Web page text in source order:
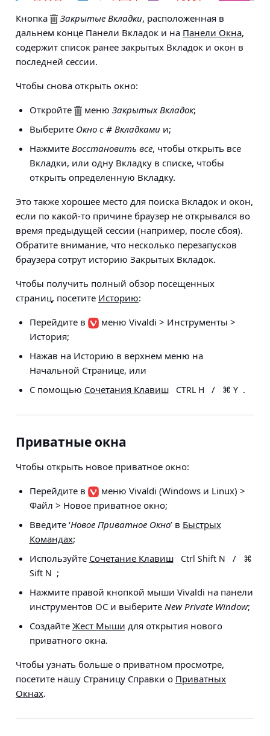
Кнопка Закрытые Вкладки, расположенная в
дальнем конце Панели Вкладок и на Панели Окна,
содержит список ранее закрытых Вкладок и окон в
последней сессии.
Чтобы снова открыть окно:
Откройте
меню Закрытых Вкладок;
Выберите Окно с # Вкладкамии;
Нажмите Восстановить все, чтобы открыть все
Вкладки, или одну Вкладку в списке, чтобы
открыть определенную Вкладку.
Это также хорошее место для поиска Вкладок и окон,
если по какой-то причине браузер не открывался во
время предыдущей сессии (например, после сбоя).
Обратите внимание, что несколько перезапусков
браузера сотрут историю Закрытых Вкладок.
Чтобы получить полный обзор посещенных
страниц, посетите Историю:
Перейдите в
меню Vivaldi > Инструменты >
История;
Нажав на Историю в верхнем меню на
Начальной Странице, или
С помощью Сочетания Клавиш CTRL H / ⌘ Y .
Приватные окна
Чтобы открыть новое приватное окно:
Перейдите в
меню Vivaldi (Windows и Linux) >
Файл > Новое приватное окно;
Введите ‘Новое Приватное Окно’ в Быстрых
Командах;
Используйте Сочетание Клавиш Ctrl Shift N /
⌘
Sift N ;
Нажмите правой кнопкой мыши Vivaldi на панели
инструментов ОС и выберите New Private Window;
Создайте Жест Мыши для открытия нового
приватного окна.
Чтобы узнать больше о приватном просмотре,
посетите нашу Страницу Справки о Приватных
Окнах.